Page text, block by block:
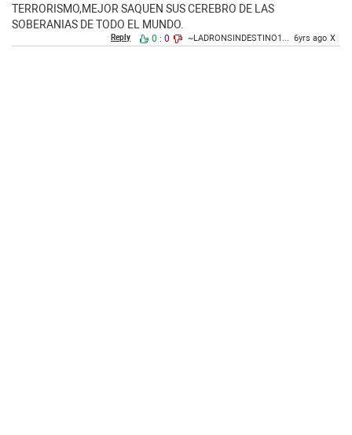
TERRORISMO,MEJOR SAQUEN SUS CEREBRO DE LAS
SOBERANIAS DE TODO EL MUNDO.
Reply 0 : 0 ~LADRONSINDESTINO1... 6yrs ago X